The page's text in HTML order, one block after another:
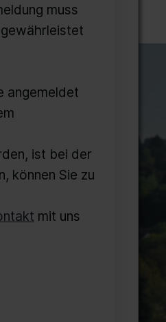
muss
angemeldet
ist bei der
können Sie zu
mit uns